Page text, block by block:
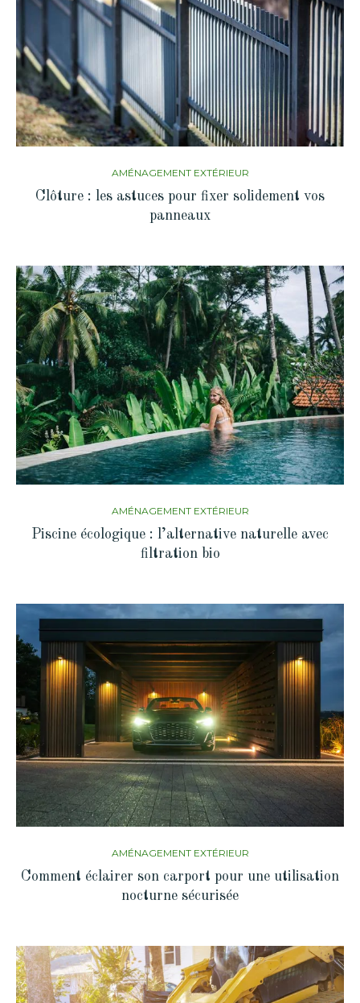
AMÉNAGEMENT EXTÉRIEUR
Clôture : les astuces pour fixer solidement vos
panneaux
AMÉNAGEMENT EXTÉRIEUR
Piscine écologique : l’alternative naturelle avec
filtration bio
AMÉNAGEMENT EXTÉRIEUR
Comment éclairer son carport pour une utilisation
nocturne sécurisée